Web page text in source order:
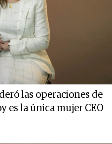
las operaciones de
es la única mujer CEO